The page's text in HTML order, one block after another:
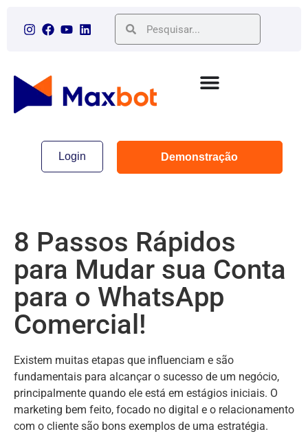
Login Demonstração
8 Passos Rápidos
para Mudar sua Conta
para o WhatsApp
Comercial!
Existem muitas etapas que influenciam e são
fundamentais para alcançar o sucesso de um negócio,
principalmente quando ele está em estágios iniciais. O
marketing bem feito, focado no digital e o relacionamento
com o cliente são bons exemplos de uma estratégia.